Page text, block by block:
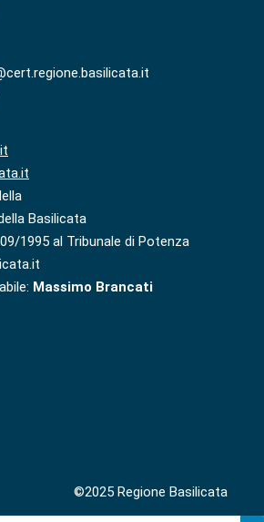
Basilicata
1995 al Tribunale di Potenza
Massimo Brancati
©2025 Regione Basilicata